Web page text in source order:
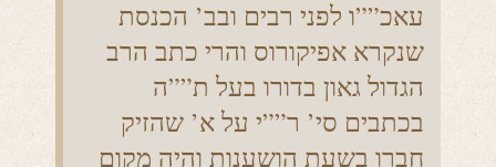
עאכ””ו לפני רבים ובב’ הכנסת
שנקרא אפיקורוס והרי כתב הרב
הגדול גאון בדורו בעל ת””ה
בכתבים סי’ ר””י על א’ שהזיק
חברו בשעת הושענות והיה מקום